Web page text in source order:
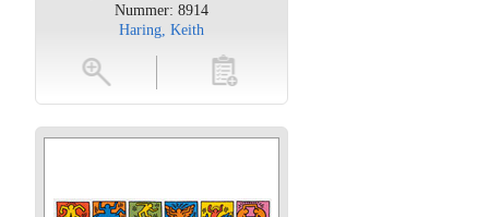
Nummer: 8914
Haring, Keith
toevoegen